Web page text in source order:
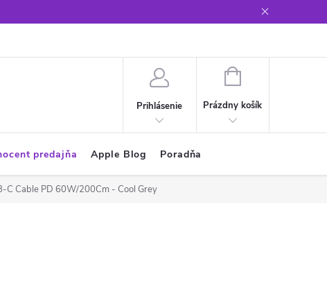
Prihlásenie
NÁKUPNÝ
Prázdny košík
predajňa Apple Blog Poradňa
C Cable PD 60W/200Cm - Cool Grey